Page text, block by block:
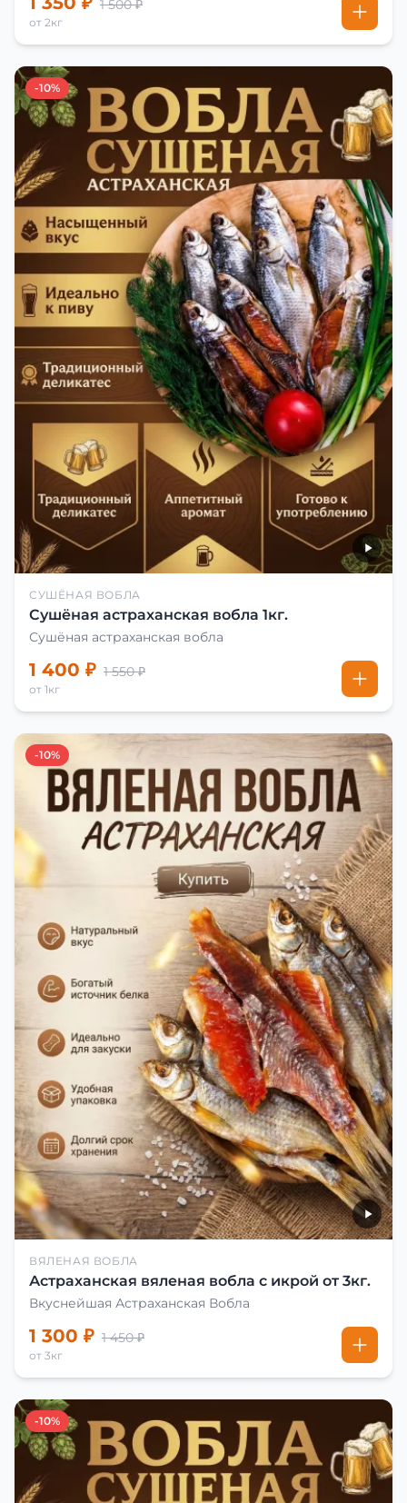
1 500 ₽
от 2кг
-10%
СУШЁНАЯ ВОБЛА
Сушёная астраханская вобла 1кг.
Сушёная астраханская вобла
1 400 ₽ 1 550 ₽
от 1кг
-10%
ВЯЛЕНАЯ ВОБЛА
Астраханская вяленая вобла с икрой от 3кг.
Вкуснейшая Астраханская Вобла
1 300 ₽ 1 450 ₽
от 3кг
-10%